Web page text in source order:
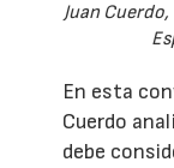
Juan
En esta
Cuerdo
debe